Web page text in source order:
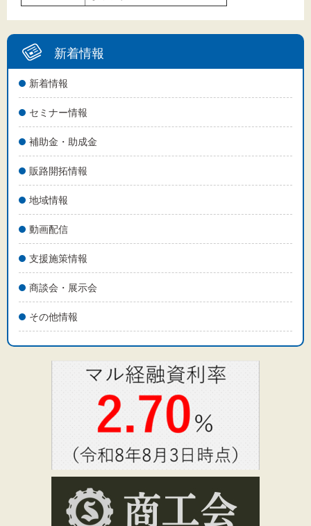
新着情報
新着情報
セミナー情報
補助金・助成金
販路開拓情報
地域情報
動画配信
支援施策情報
商談会・展示会
その他情報